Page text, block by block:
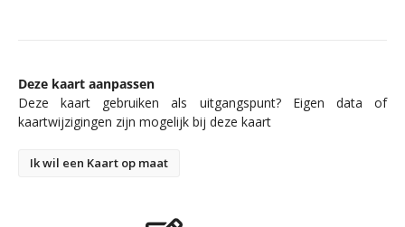
Deze kaart aanpassen
Deze kaart gebruiken als uitgangspunt? Eigen data of
kaartwijzigingen zijn mogelijk bij deze kaart
Ik wil een Kaart op maat